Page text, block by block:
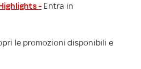
- Entra in
le promozioni disponibili e